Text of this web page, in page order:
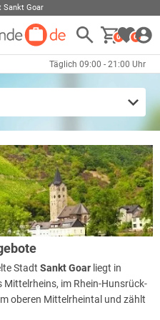
Sankt Goar
0 0
Täglich 09:00 - 21:00 Uhr
Stadt Sankt Goar liegt in
Mittelrheins, im Rhein-Hunsrück-
oberen Mittelrheintal und zählt